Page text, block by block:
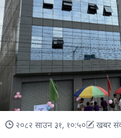
२०८२ साउन ३१, १०:५० खबर